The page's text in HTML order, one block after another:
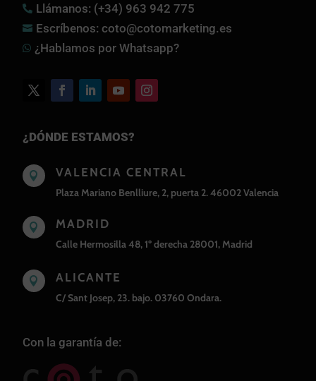
 Llámanos: (+34) 963 942 775
 Escríbenos: coto@cotomarketing.es
 ¿Hablamos por Whatsapp?
¿DÓNDE ESTAMOS?
 VALENCIA CENTRAL
Plaza Mariano Benlliure, 2, puerta 2. 46002 Valencia
 MADRID
Calle Hermosilla 48, 1º derecha 28001, Madrid
 ALICANTE
C/ Sant Josep, 23. bajo. 03760 Ondara.
Con la garantía de: